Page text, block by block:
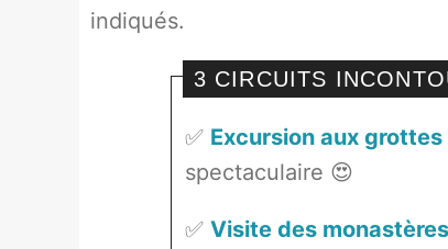
indiqués.
3 CIRCUITS
✅ Excursion aux
spectaculaire 😍
✅ Visite des